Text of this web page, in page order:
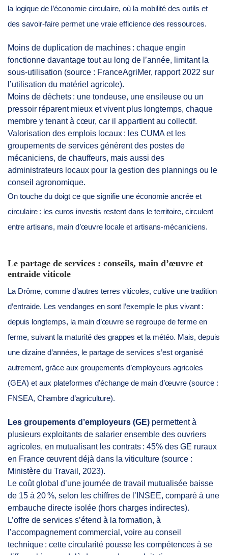
la logique de l’économie circulaire, où la mobilité des outils et
des savoir-faire permet une vraie efficience des ressources.
Moins de duplication de machines : chaque engin
fonctionne davantage tout au long de l’année, limitant la
sous-utilisation (source : FranceAgriMer, rapport 2022 sur
l’utilisation du matériel agricole).
Moins de déchets : une tondeuse, une ensileuse ou un
pressoir réparent mieux et vivent plus longtemps, chaque
membre y tenant à cœur, car il appartient au collectif.
Valorisation des emplois locaux : les CUMA et les
groupements de services génèrent des postes de
mécaniciens, de chauffeurs, mais aussi des
administrateurs locaux pour la gestion des plannings ou le
conseil agronomique.
On touche du doigt ce que signifie une économie ancrée et
circulaire : les euros investis restent dans le territoire, circulent
entre artisans, main d’œuvre locale et artisans-mécaniciens.
Le partage de services : conseils, main d’œuvre et
entraide viticole
La Drôme, comme d’autres terres viticoles, cultive une tradition
d’entraide. Les vendanges en sont l’exemple le plus vivant :
depuis longtemps, la main d’œuvre se regroupe de ferme en
ferme, suivant la maturité des grappes et la météo. Mais, depuis
une dizaine d’années, le partage de services s’est organisé
autrement, grâce aux groupements d’employeurs agricoles
(GEA) et aux plateformes d’échange de main d’œuvre (source :
FNSEA, Chambre d’agriculture).
Les groupements d’employeurs (GE) permettent à
plusieurs exploitants de salarier ensemble des ouvriers
agricoles, en mutualisant les contrats : 45% des GE ruraux
en France œuvrent déjà dans la viticulture (source :
Ministère du Travail, 2023).
Le coût global d’une journée de travail mutualisée baisse
de 15 à 20 %, selon les chiffres de l’INSEE, comparé à une
embauche directe isolée (hors charges indirectes).
L’offre de services s’étend à la formation, à
l’accompagnement commercial, voire au conseil
technique : cette circularité pousse les compétences à se